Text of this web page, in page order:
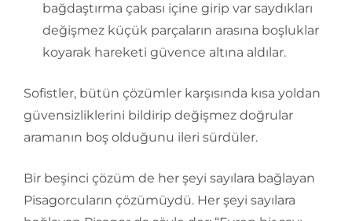
bağdaştırma çabası içine girip var saydıkları
değişmez küçük parçaların arasına boşluklar
koyarak hareketi güvence altına aldılar.
Sofistler, bütün çözümler karşısında kısa yoldan
güvensizliklerini bildirip değişmez doğrular
aramanın boş olduğunu ileri sürdüler.
Bir beşinci çözüm de her şeyi sayılara bağlayan
Pisagorcuların çözümüydü. Her şeyi sayılara